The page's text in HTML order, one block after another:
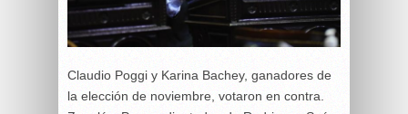
Claudio Poggi y Karina Bachey, ganadores de
la elección de noviembre, votaron en contra.